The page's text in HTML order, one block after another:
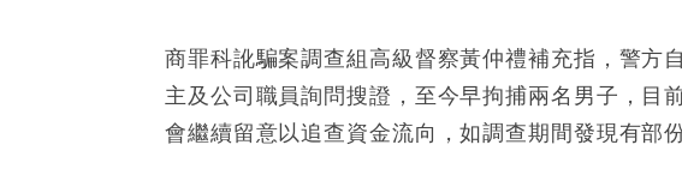
商罪科訛騙案調查組高級督察黃仲禮補充指，警方
主及公司職員詢問搜證，至今早拘捕兩名男子，目
會繼續留意以追查資金流向，如調查期間發現有部